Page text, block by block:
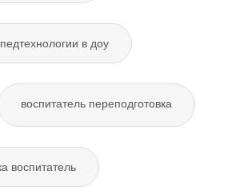
в доу
воспитатель переподготовка
воспитатель